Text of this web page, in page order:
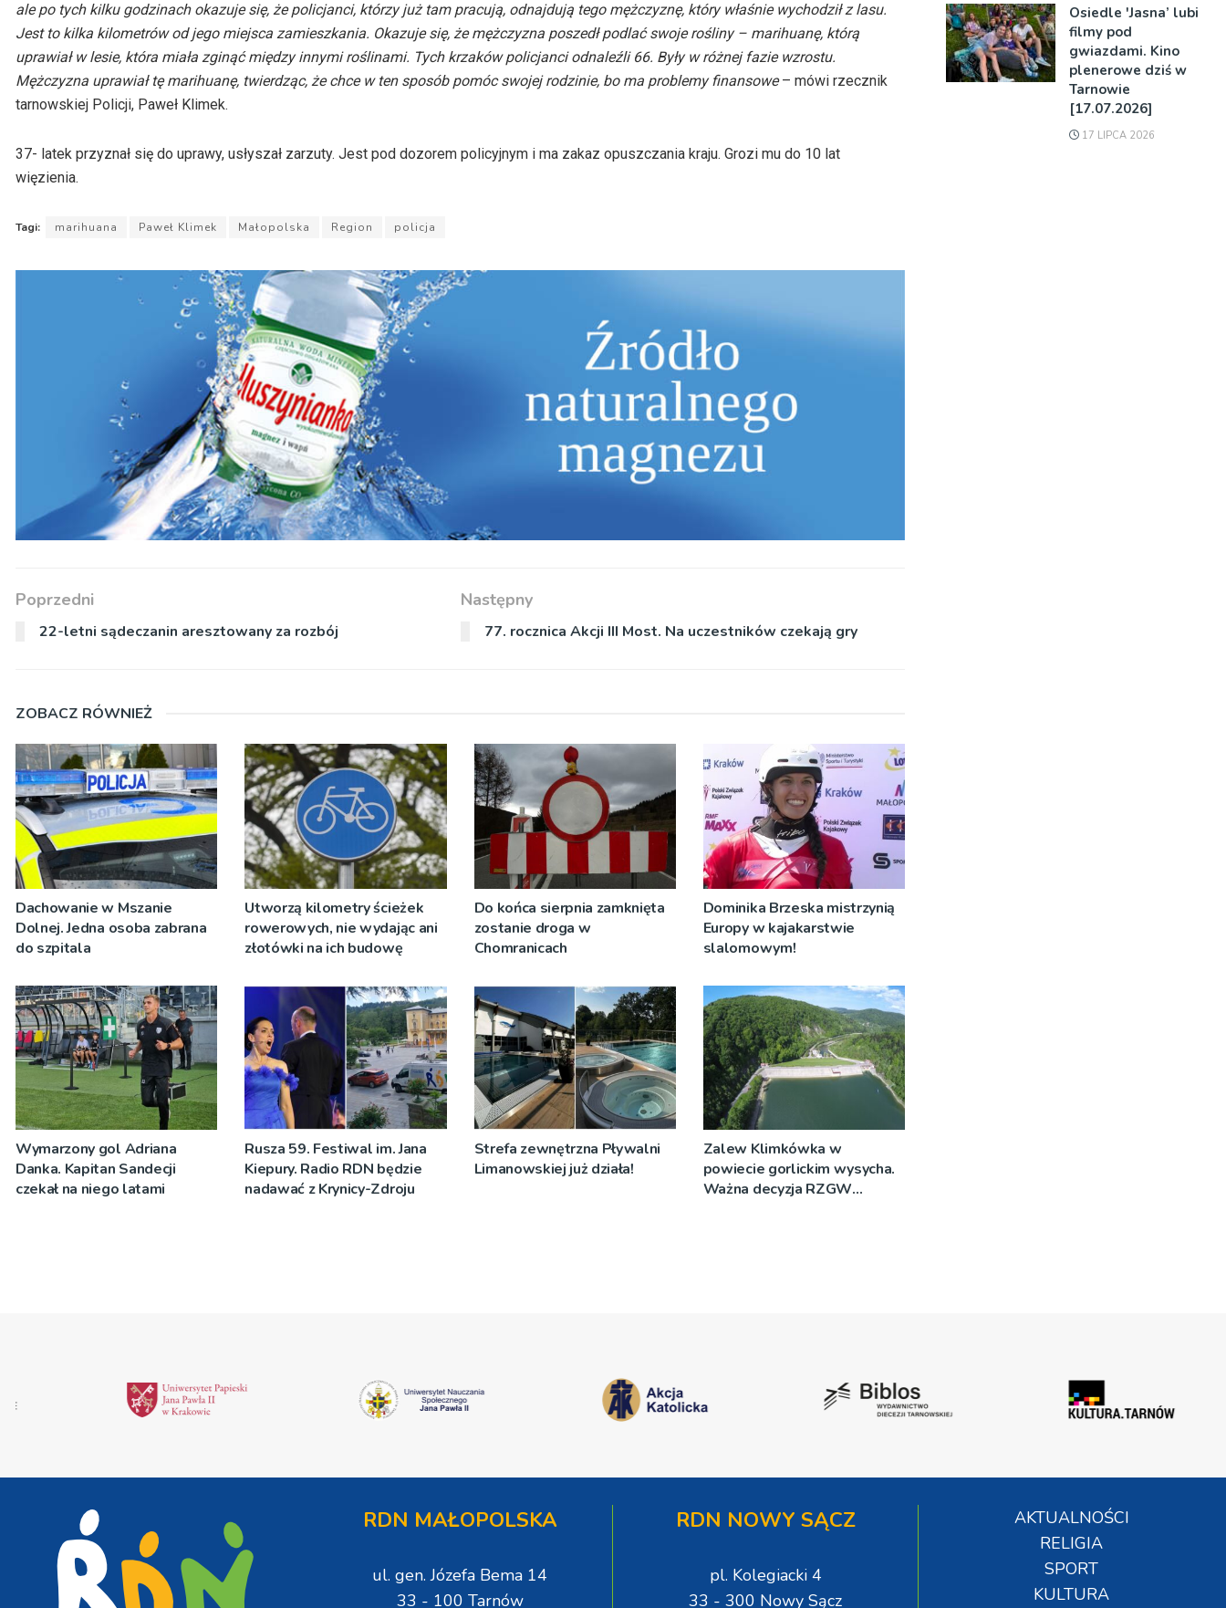
ale po tych kilku godzinach okazuje się, że policjanci, którzy już tam pracują, odnajdują tego mężczyznę, który właśnie wychodził z lasu.
Jest to kilka kilometrów od jego miejsca zamieszkania. Okazuje się, że mężczyzna poszedł podlać swoje rośliny – marihuanę, którą
uprawiał w lesie, która miała zginąć między innymi roślinami. Tych krzaków policjanci odnaleźli 66. Były w różnej fazie wzrostu.
Mężczyzna uprawiał tę marihuanę, twierdząc, że chce w ten sposób pomóc swojej rodzinie, bo ma problemy finansowe– mówi rzecznik
tarnowskiej Policji, Paweł Klimek.
37- latek przyznał się do uprawy, usłyszał zarzuty. Jest pod dozorem policyjnym i ma zakaz opuszczania kraju. Grozi mu do 10 lat
więzienia.
Tagi: marihuana Paweł Klimek Małopolska Region policja
Poprzedni
22-letni sądeczanin aresztowany za rozbój
Następny
77. rocznica Akcji III Most. Na uczestników czekają gry
ZOBACZ RÓWNIEŻ
Dachowanie w Mszanie
Dolnej. Jedna osoba zabrana
do szpitala
Utworzą kilometry ścieżek
rowerowych, nie wydając ani
złotówki na ich budowę
Do końca sierpnia zamknięta
zostanie droga w
Chomranicach
Dominika Brzeska mistrzynią
Europy w kajakarstwie
slalomowym!
Wymarzony gol Adriana
Danka. Kapitan Sandecji
czekał na niego latami
Rusza 59. Festiwal im. Jana
Kiepury. Radio RDN będzie
nadawać z Krynicy-Zdroju
Strefa zewnętrzna Pływalni
Limanowskiej już działa!
Zalew Klimkówka w
powiecie gorlickim wysycha.
Ważna decyzja RZGW
Osiedle 'Jasna’ lubi
filmy pod
gwiazdami. Kino
plenerowe dziś w
Tarnowie
[17.07.2026]
17 LIPCA 2026
RDN MAŁOPOLSKA
ul. gen. Józefa Bema 14
33 - 100 Tarnów
RDN NOWY SĄCZ
pl. Kolegiacki 4
33 - 300 Nowy Sącz
AKTUALNOŚCI
RELIGIA
SPORT
KULTURA